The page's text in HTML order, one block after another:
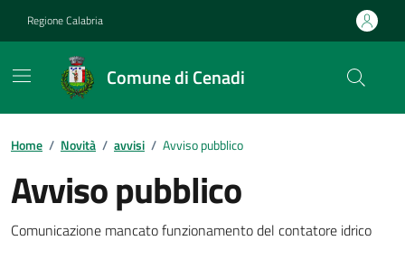
Regione Calabria
Comune di Cenadi
Home / Novità / avvisi / Avviso pubblico
Avviso pubblico
Dettagli della notizia
Comunicazione mancato funzionamento del contatore idrico